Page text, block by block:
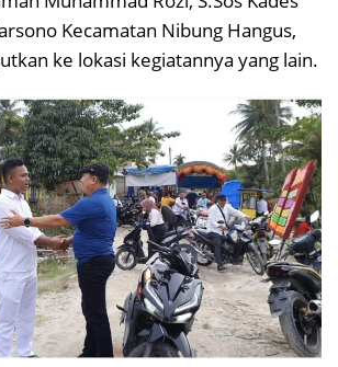
Kecamatan Nibung Hangus,
ke lokasi kegiatannya yang lain.